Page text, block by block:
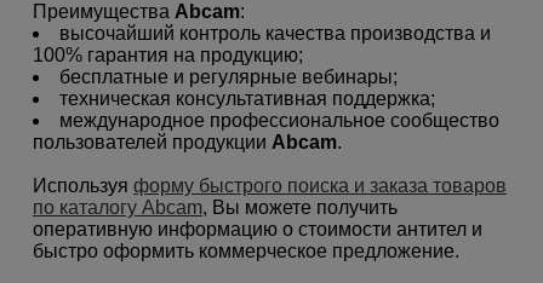
Преимущества Abcam:
высочайший контроль качества производства и
100% гарантия на продукцию;
бесплатные и регулярные вебинары;
техническая консультативная поддержка;
международное профессиональное сообщество
пользователей продукции Abcam.
Используя форму быстрого поиска и заказа товаров
по каталогу Abcam, Вы можете получить
оперативную информацию о стоимости антител и
быстро оформить коммерческое предложение.